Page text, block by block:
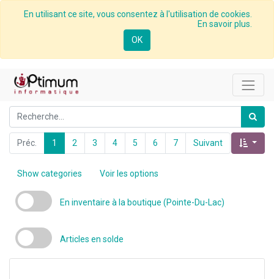
En utilisant ce site, vous consentez à l'utilisation de cookies.
En savoir plus.
OK
Préc. 1 2 3 4 5 6 7 Suivant
Show categories Voir les options
En inventaire à la boutique (Pointe-Du-Lac)
Articles en solde